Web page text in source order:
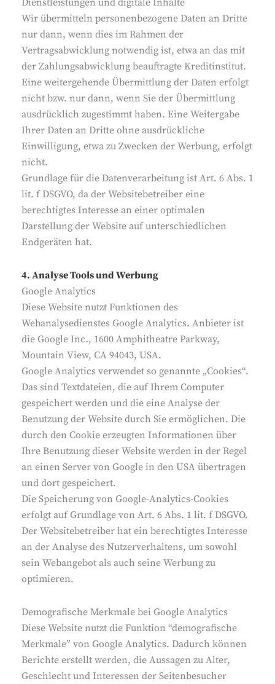
Dienstleistungen und digitale Inhalte
Wir übermitteln personenbezogene Daten an Dritte
nur dann, wenn dies im Rahmen der
Vertragsabwicklung notwendig ist, etwa an das mit
der Zahlungsabwicklung beauftragte Kreditinstitut.
Eine weitergehende Übermittlung der Daten erfolgt
nicht bzw. nur dann, wenn Sie der Übermittlung
ausdrücklich zugestimmt haben. Eine Weitergabe
Ihrer Daten an Dritte ohne ausdrückliche
Einwilligung, etwa zu Zwecken der Werbung, erfolgt
nicht.
Grundlage für die Datenverarbeitung ist Art. 6 Abs. 1
lit. f DSGVO, da der Websitebetreiber eine
berechtigtes Interesse an einer optimalen
Darstellung der Website auf unterschiedlichen
Endgeräten hat.
4. Analyse Tools und Werbung
Google Analytics
Diese Website nutzt Funktionen des
Webanalysedienstes Google Analytics. Anbieter ist
die Google Inc., 1600 Amphitheatre Parkway,
Mountain View, CA 94043, USA.
Google Analytics verwendet so genannte „Cookies“.
Das sind Textdateien, die auf Ihrem Computer
gespeichert werden und die eine Analyse der
Benutzung der Website durch Sie ermöglichen. Die
durch den Cookie erzeugten Informationen über
Ihre Benutzung dieser Website werden in der Regel
an einen Server von Google in den USA übertragen
und dort gespeichert.
Die Speicherung von Google-Analytics-Cookies
erfolgt auf Grundlage von Art. 6 Abs. 1 lit. f DSGVO.
Der Websitebetreiber hat ein berechtigtes Interesse
an der Analyse des Nutzerverhaltens, um sowohl
sein Webangebot als auch seine Werbung zu
optimieren.
Demografische Merkmale bei Google Analytics
Diese Website nutzt die Funktion “demografische
Merkmale” von Google Analytics. Dadurch können
Berichte erstellt werden, die Aussagen zu Alter,
Geschlecht und Interessen der Seitenbesucher